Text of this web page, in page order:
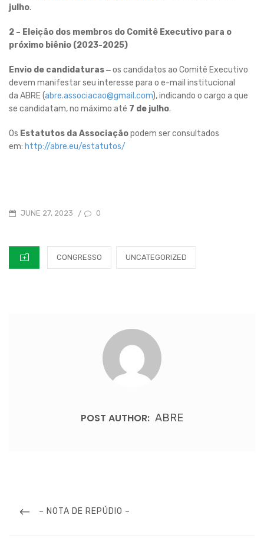
julho.
2 – Eleição dos membros do Comitê Executivo para o
próximo biênio (2023-2025)
Envio de candidaturas‒ os candidatos ao Comitê Executivo
devem manifestar seu interesse para o e-mail institucional
da ABRE (abre.associacao@gmail.com), indicando o cargo a que
se candidatam, no máximo até 7 de julho.
Os Estatutos da Associaçãopodem ser consultados
em: http://abre.eu/estatutos/
POSTED
JUNE 27, 2023 / 0
CATEGORIES
CONGRESSO UNCATEGORIZED
POST AUTHOR: ABRE
navigation
PREVIOUS
– NOTA DE REPÚDIO –